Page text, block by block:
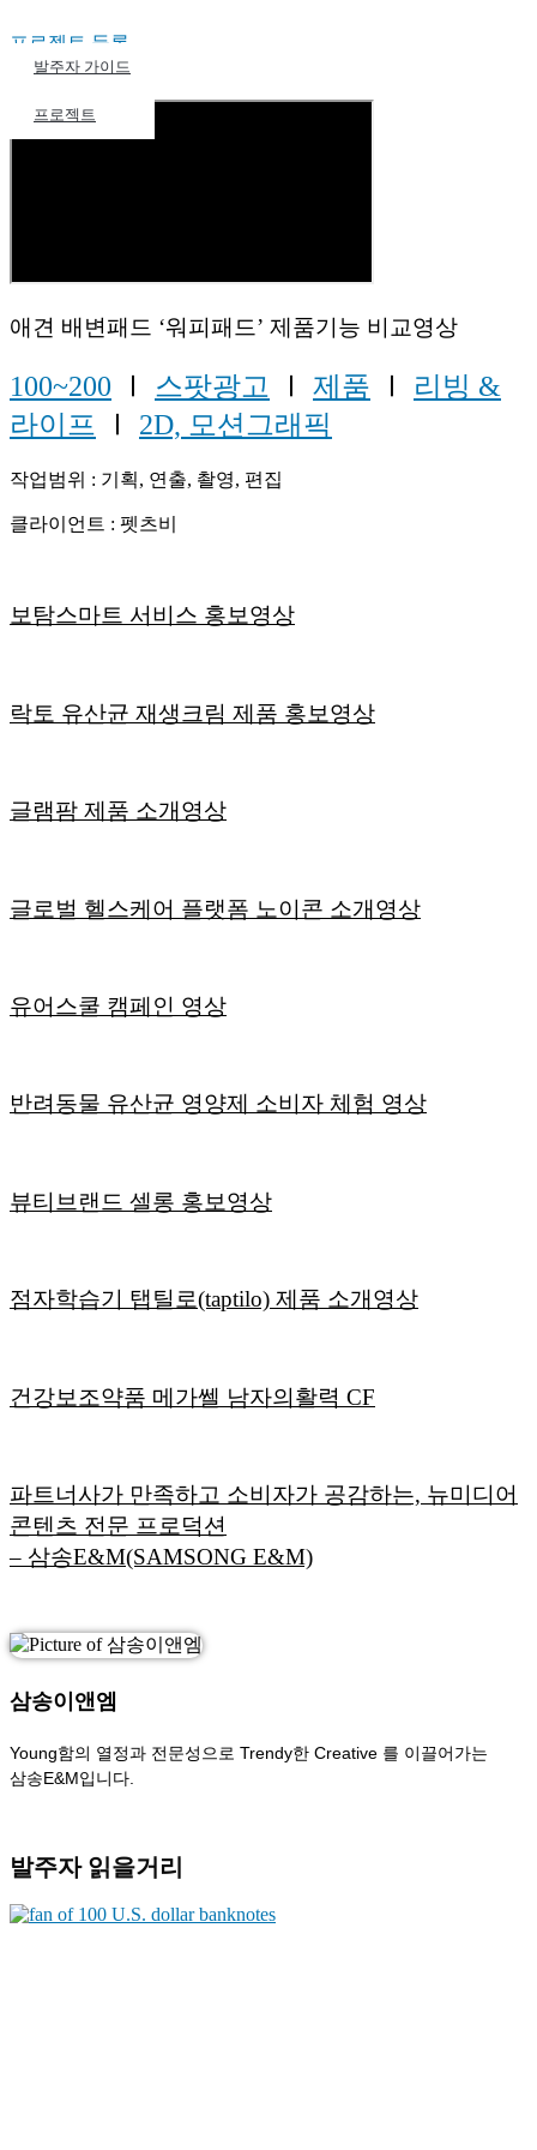
포트폴리오
파트너스
발주자 가이드
프로젝트
프로젝트 등록
애견 배변패드 ‘워피패드’ 제품기능 비교영상
100~200 Ⅰ 스팟광고 Ⅰ 제품 Ⅰ 리빙 &
라이프 Ⅰ 2D, 모션그래픽
작업범위 : 기획, 연출, 촬영, 편집
클라이언트 : 펫츠비
보탐스마트 서비스 홍보영상
락토 유산균 재생크림 제품 홍보영상
글램팜 제품 소개영상
글로벌 헬스케어 플랫폼 노이콘 소개영상
유어스쿨 캠페인 영상
반려동물 유산균 영양제 소비자 체험 영상
뷰티브랜드 셀롱 홍보영상
점자학습기 탭틸로(taptilo) 제품 소개영상
건강보조약품 메가쎌 남자의활력 CF
파트너사가 만족하고 소비자가 공감하는, 뉴미디어
콘텐츠 전문 프로덕션
– 삼송E&M(SAMSONG E&M)
삼송이앤엠
Young함의 열정과 전문성으로 Trendy한 Creative 를 이끌어가는
삼송E&M입니다.
발주자 읽을거리